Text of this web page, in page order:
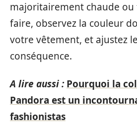
majoritairement chaude ou
faire, observez la couleur
votre vêtement, et ajustez
conséquence.
A lire aussi : Pourquoi la
Pandora est un
fashionistas